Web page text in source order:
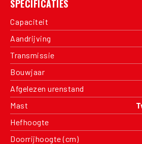
SPECIFICATIES
Capaciteit
Aandrijving
Transmissie
Bouwjaar
Afgelezen urenstand
Mast
Hefhoogte
Doorrijhoogte (cm)